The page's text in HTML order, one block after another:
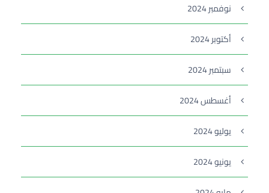
نوفمبر 2024
أكتوبر 2024
سبتمبر 2024
أغسطس 2024
يوليو 2024
يونيو 2024